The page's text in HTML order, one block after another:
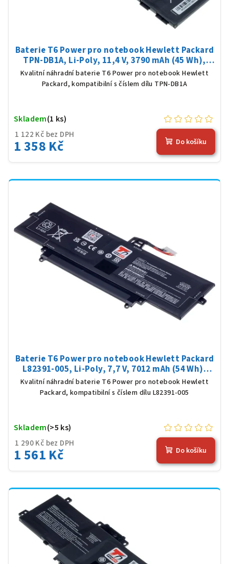
Baterie T6 Power pro notebook Hewlett Packard
TPN-DB1A, Li-Poly, 11,4 V, 3790 mAh (45 Wh),
černá
Kvalitní náhradní baterie T6 Power pro notebook Hewlett
Packard, kompatibilní s číslem dílu TPN-DB1A
1 122 Kč bez DPH
1 358 Kč
Skladem(1 ks)
Do košíku
Baterie T6 Power pro notebook Hewlett Packard
L82391-005, Li-Poly, 7,7 V, 7012 mAh (54 Wh),
černá
Kvalitní náhradní baterie T6 Power pro notebook Hewlett
Packard, kompatibilní s číslem dílu L82391-005
1 290 Kč bez DPH
1 561 Kč
Skladem(>5 ks)
Do košíku